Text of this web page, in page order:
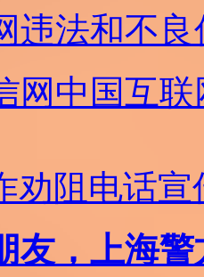
违法和不
网 中国互
劝阻电话宣
友，上海